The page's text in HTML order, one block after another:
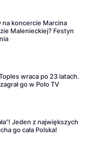
koncercie Marcina
Malenieckiej? Festyn
wraca po 23 latach.
go w Polo TV
Jeden z największych
go cała Polska!